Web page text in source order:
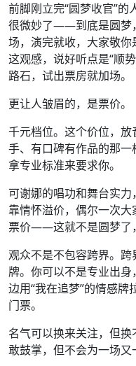
前脚刚立完“圆梦收官”
很微妙了——到底是圆梦
场，演完就收，大家敬你
这观感，说好听点是“顺
路石，试出票房就加场。
更让人皱眉的，是票价。
千元档位。这个价位，
手、有口碑有作品的那
拿专业标准来要求你。
可谢娜的唱功和舞台实力
靠情怀溢价，偶尔一次
票价——这就不是圆梦了
观众不是不包容跨界。
牌。你可以不是专业出
边用“我在追梦”的情感
门票。
名气可以换来关注，但
敢鼓掌，但不会为一场又